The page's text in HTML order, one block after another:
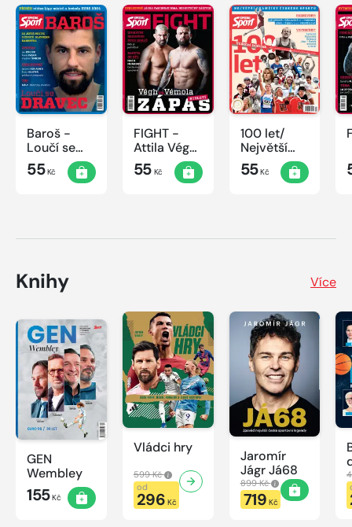
Baroš -
Loučí se
dravec
55Kč
FIGHT -
Attila Végh
vs. Karlos
Vémola
55Kč
100 let/
Největší
okamžiky
českého
55Kč
Knihy Více
GEN
Wembley
155Kč
Vládci hry
599 Kč
od
296 Kč
Jaromír
Jágr Já68
899 Kč
719 Kč